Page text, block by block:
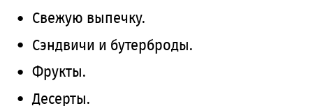
Свежую выпечку.
Сэндвичи и бутерброды.
Фрукты.
Десерты.